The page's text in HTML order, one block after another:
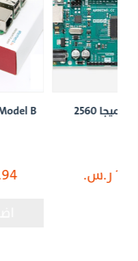
Raspberry Pi 3 Model B
150.94 ر.س.